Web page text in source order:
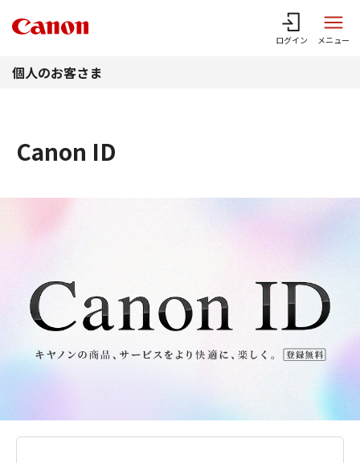
ログイン メニュー
個人のお客さま
Canon ID